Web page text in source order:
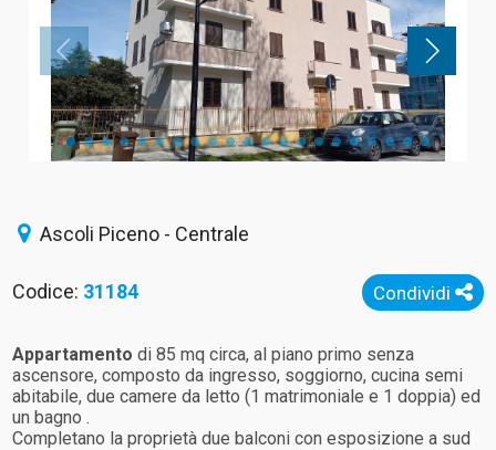
Ascoli Piceno - Centrale
Condividi
Codice: 31184
Appartamento di 85 mq circa, al piano primo senza
ascensore, composto da ingresso, soggiorno, cucina semi
abitabile, due camere da letto (1 matrimoniale e 1 doppia) ed
un bagno .
Completano la proprietà due balconi con esposizione a sud